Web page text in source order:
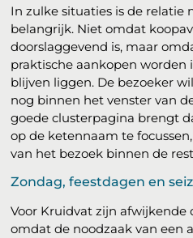
In zulke situaties is de relatie
belangrijk. Niet omdat
doorslaggevend is, maar
praktische aankopen worden
blijven liggen. De bezoeker
nog binnen het venster van
goede clusterpagina brengt
op de ketennaam te
van het bezoek binnen de
Zondag, feestdagen en
Voor Kruidvat zijn afwijkende
omdat de noodzaak van een